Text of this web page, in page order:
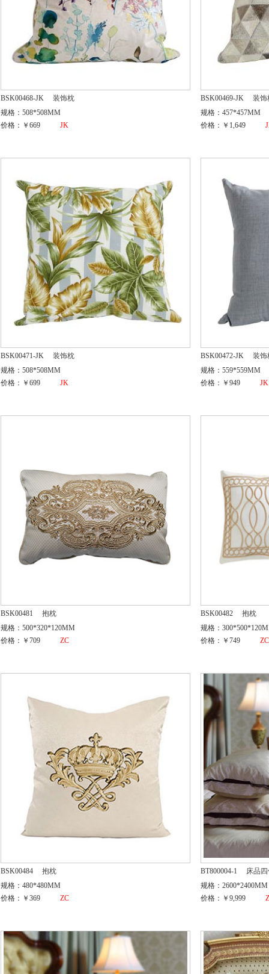
BSK00468-JK
装饰枕
规格：508*508MM
价格：￥669
JK
BSK00469-JK
装饰
规格：457*457MM
价格：￥1,649
BSK00471-JK
装饰枕
规格：508*508MM
价格：￥699
JK
BSK00472-JK
装饰
规格：559*559MM
价格：￥949
JK
BSK00481
抱枕
规格：500*320*120MM
价格：￥709
ZC
BSK00482
抱枕
规格：
价格：￥749
ZC
BSK00484
抱枕
规格：480*480MM
价格：￥369
ZC
BT800004-1
床品
规格：2600*2400MM
价格：￥9,999